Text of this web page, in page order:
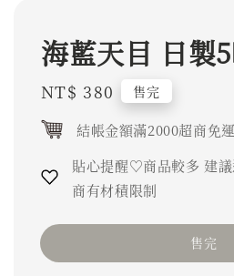
海藍天目 日製
Regular
price
NT$ 380 售完
結帳金額滿2000超商免
貼心提醒♡商品較多 建
商有材積限制
售完